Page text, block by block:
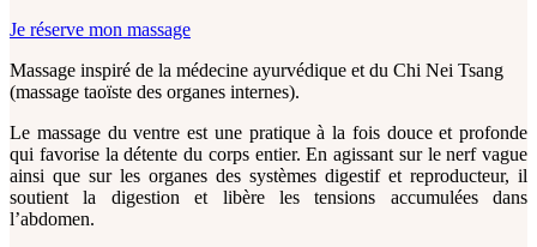
Je réserve mon massage
Massage inspiré de la médecine ayurvédique et du Chi Nei Tsang
(massage taoïste des organes internes).
Le massage du ventre est une pratique à la fois douce et profonde
qui favorise la détente du corps entier. En agissant sur le nerf vague
ainsi que sur les organes des systèmes digestif et reproducteur, il
soutient la digestion et libère les tensions accumulées dans
l’abdomen.